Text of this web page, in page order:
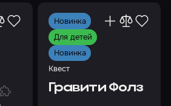
Новинка
Для детей
Новинка
Квест
Гравити Фолз